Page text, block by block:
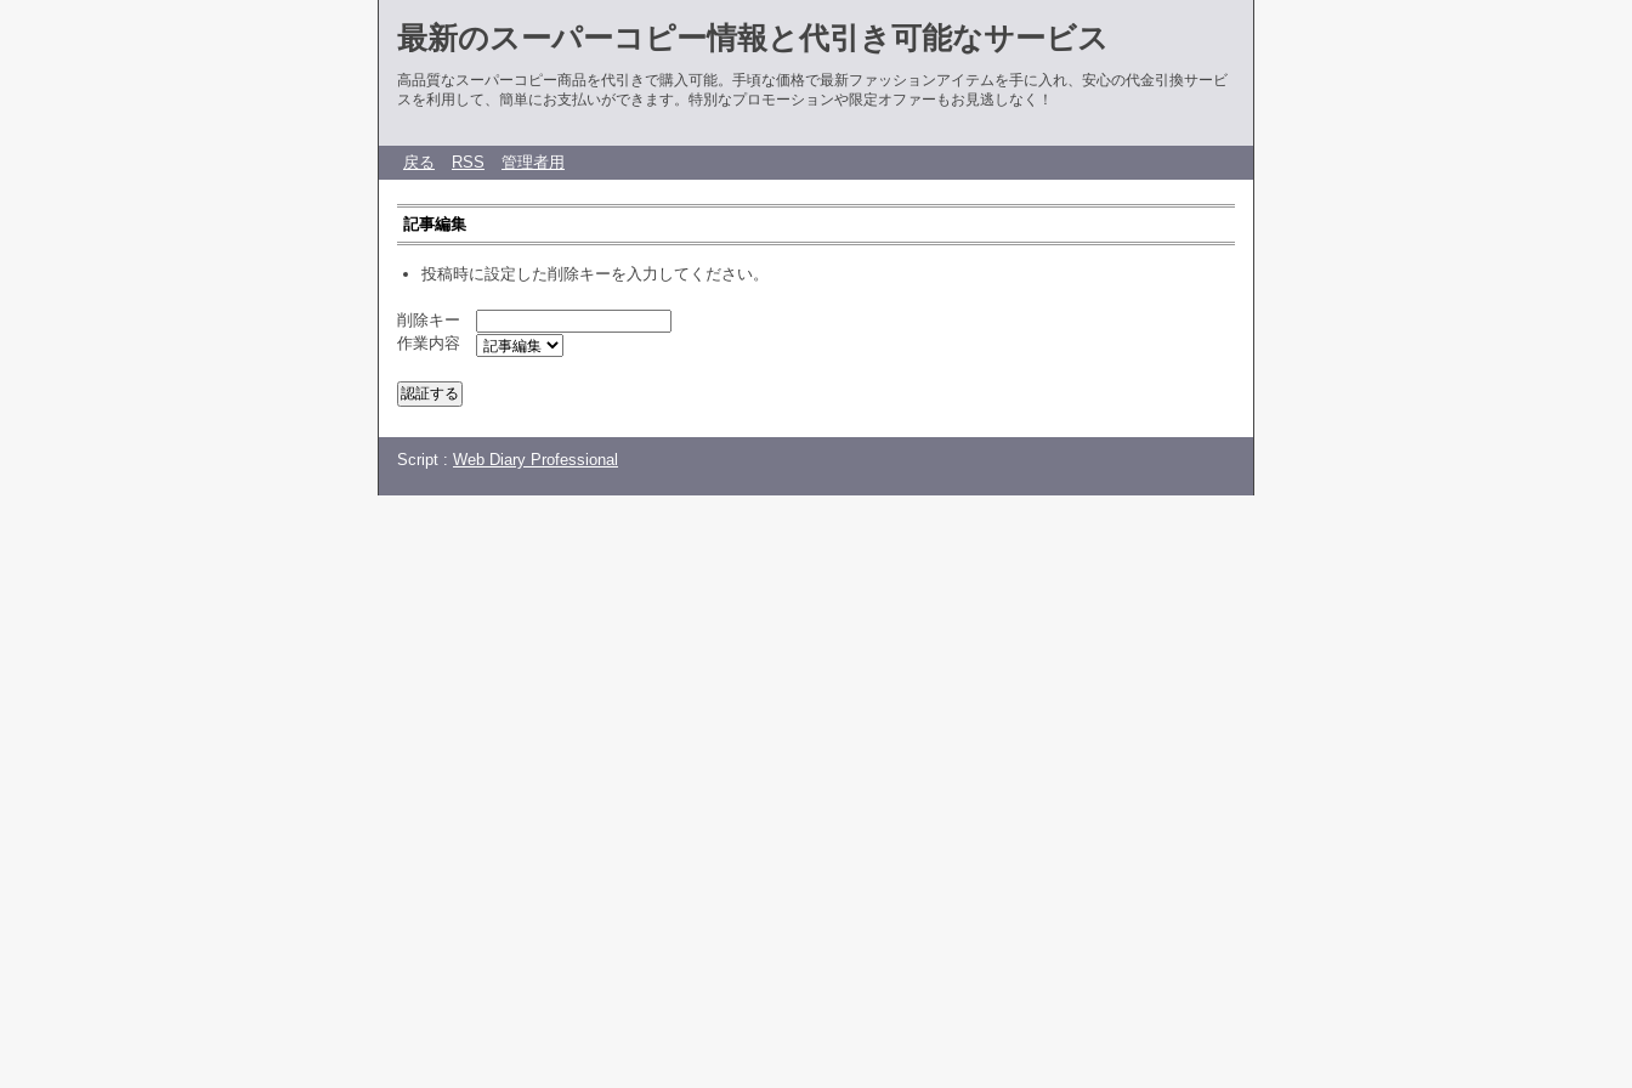
最新のスーパーコピー情報と代引き可能なサービス
高品質なスーパーコピー商品を代引きで購入可能。手頃な価格で最新ファッションアイテムを手に入れ、安心の代金引換サービ
スを利用して、簡単にお支払いができます。特別なプロモーションや限定オファーもお見逃しなく！
戻る RSS 管理者用
記事編集
投稿時に設定した削除キーを入力してください。
削除キー
作業内容
Script : Web Diary Professional